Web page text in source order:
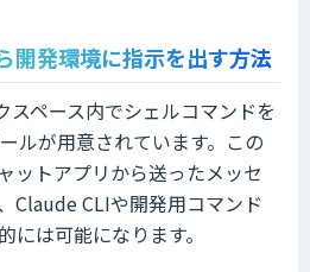
開発環境に指示を出す方法
ペース内でシェルコマンドを
ルが用意されています。この
ットアプリから送ったメッセ
Claude CLIや開発用コマンド
には可能になります。